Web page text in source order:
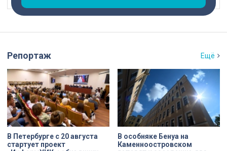
Репортаж Ещё
В Петербурге с 20 августа
стартует проект
В особняке Бенуа на
Каменноостровском